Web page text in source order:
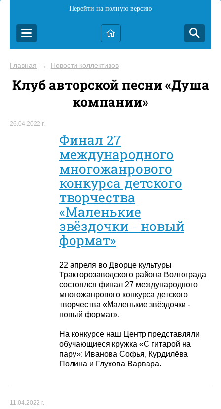
Перейти на полную версию
Главная → Новости коллективов
Клуб авторской песни «Душа
компании»
26.04.2022 г.
Финал 27
международного
многожанрового
конкурса детского
творчества
«Маленькие
звёздочки - новый
формат»
22 апреля во Дворце культуры
Тракторозаводского района Волгограда
состоялся финал 27 международного
многожанрового конкурса детского
творчества «Маленькие звёздочки -
новый формат».
На конкурсе наш Центр представляли
обучающиеся кружка «С гитарой на
пару»: Иванова Софья, Курдилёва
Полина и Глухова Варвара.
11.04.2022 г.